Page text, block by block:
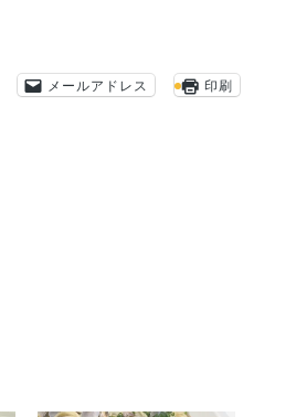
メールアドレス
印刷